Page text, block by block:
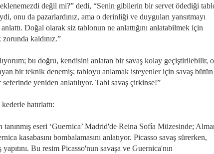
değil mi?” dedi, “Senin gibilerin bir servet ödediği
onu da pazarlardınız, ama o derinliği ve duyguları yansıtmayı
Doğal olarak siz tablonun ne anlattığını anlatabilmek için
zorunda kaldınız.”
bu doğru, kendisini anlatan bir savaş kolay geçiştirilebilir, o
bir teknik denemiş; tabloyu anlamak isteyenler için savaş bütün
yeniden anlatılıyor. Tabi savaş çirkinse!”
hatırlattı:
tanınmış eseri ‘Guernica’ Madrid'de Reina Sofía Müzesinde;
kasabasını bombalamasını anlatıyor. Picasso savaş sürerken,
Bu resim Picasso'nun savaşa ve Guernica'nın